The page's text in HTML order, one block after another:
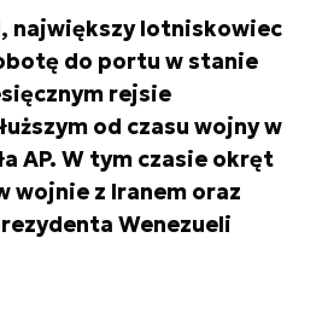
największy lotniskowiec
do portu w stanie
rejsie
od czasu wojny w
AP. W tym czasie okręt
wojnie z Iranem oraz
Wenezueli